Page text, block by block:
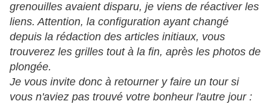
grenouilles avaient disparu, je viens de réactiver les
liens. Attention, la configuration ayant changé
depuis la rédaction des articles initiaux, vous
trouverez les grilles tout à la fin, après les photos de
plongée.
Je vous invite donc à retourner y faire un tour si
vous n'aviez pas trouvé votre bonheur l'autre jour :